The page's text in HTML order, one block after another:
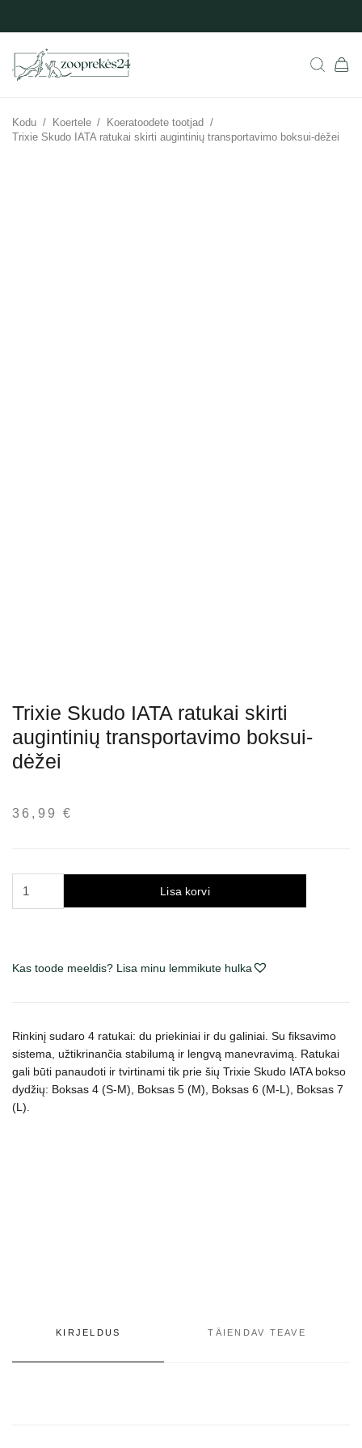
Kodu / Koertele / Koeratoodete tootjad /
Trixie Skudo IATA ratukai skirti augintinių transportavimo boksui-dėžei
Trixie Skudo IATA ratukai skirti
augintinių transportavimo boksui-
dėžei
36,99€
dėžei
kogus
Lisa korvi
Kas toode meeldis? Lisa minu lemmikute hulka
Rinkinį sudaro 4 ratukai: du priekiniai ir du galiniai. Su fiksavimo
sistema, užtikrinančia stabilumą ir lengvą manevravimą. Ratukai
gali būti panaudoti ir tvirtinami tik prie šių Trixie Skudo IATA bokso
dydžių: Boksas 4 (S-M), Boksas 5 (M), Boksas 6 (M-L), Boksas 7
(L).
KIRJELDUS TÄIENDAV TEAVE